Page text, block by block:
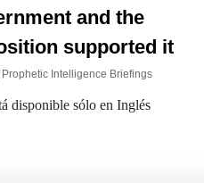
and the
supported it
Prophetic Intelligence Briefings
disponible sólo en Inglés